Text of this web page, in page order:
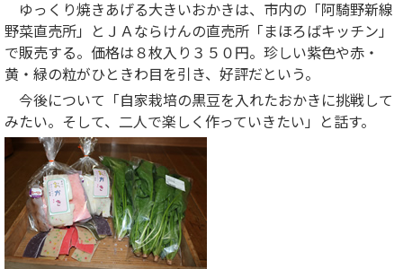
ゆっくり焼きあげる大きいおかきは、市内の「阿騎野新線
野菜直売所」とＪＡならけんの直売所「まほろばキッチン」
で販売する。価格は８枚入り３５０円。珍しい紫色や赤・
黄・緑の粒がひときわ目を引き、好評だという。
今後について「自家栽培の黒豆を入れたおかきに挑戦して
みたい。そして、二人で楽しく作っていきたい」と話す。